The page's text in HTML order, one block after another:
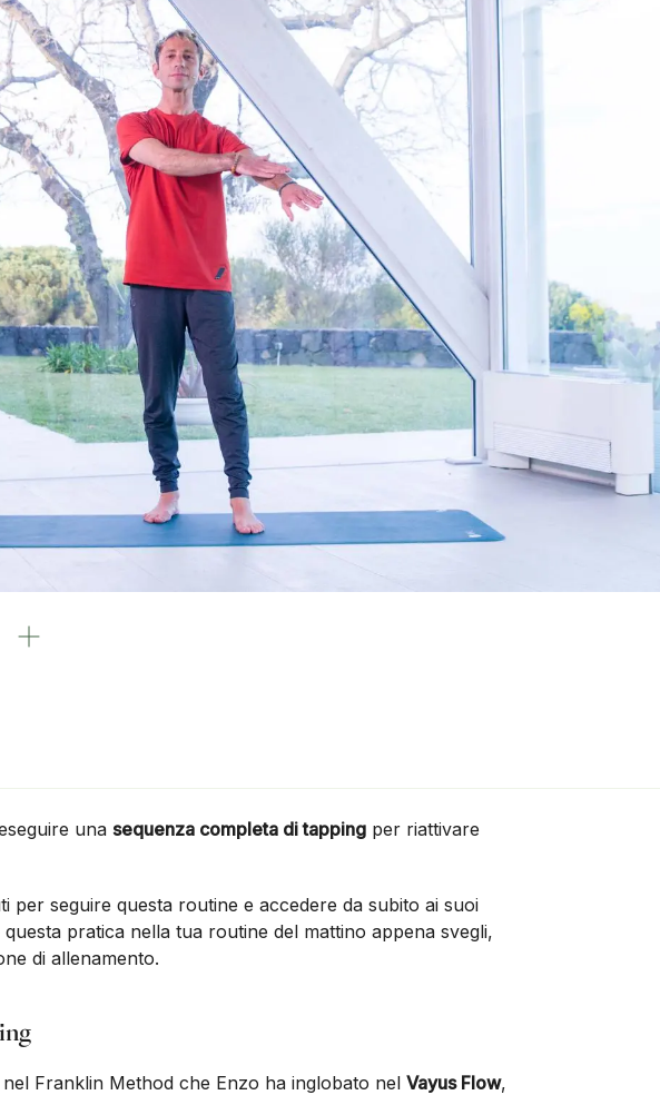
unasequenza completa di tapping per riattivare
per seguire questa routine e accedere da subito ai suoi
questa pratica nella tua routine del mattino appena svegli,
di allenamento.
Franklin Method che Enzo ha inglobato nelVayus Flow,